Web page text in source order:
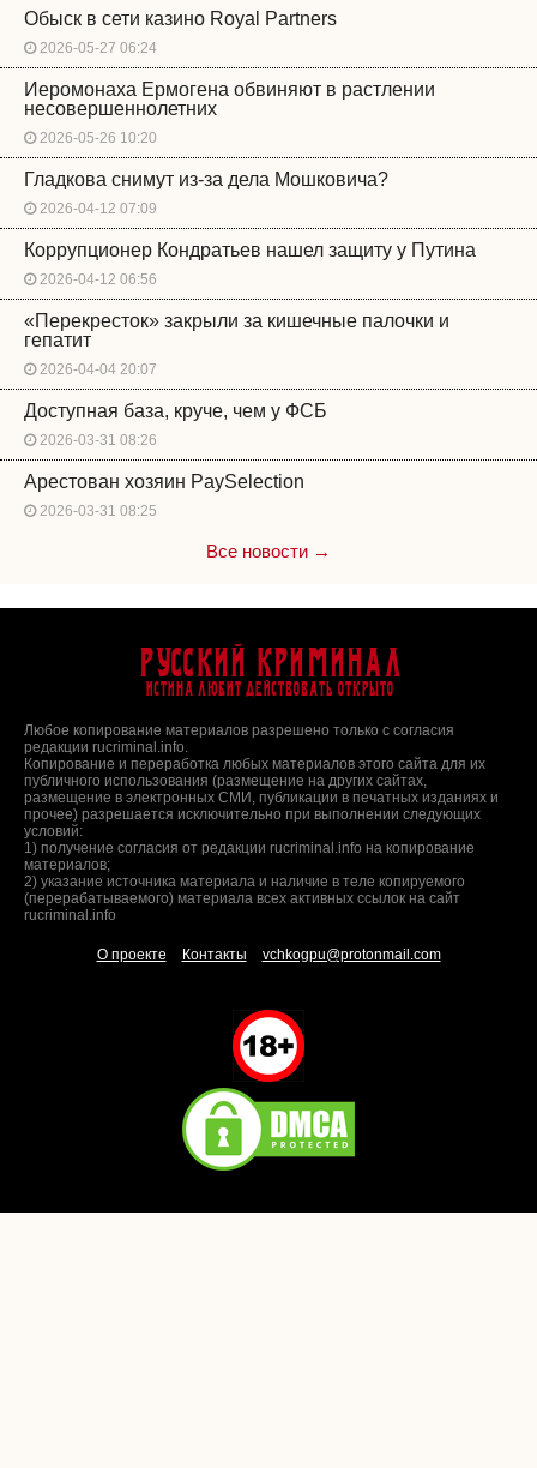
Обыск в сети казино Royal Partners
2026-05-27 06:24
Иеромонаха Ермогена обвиняют в растлении
несовершеннолетних
2026-05-26 10:20
Гладкова снимут из-за дела Мошковича?
2026-04-12 07:09
Коррупционер Кондратьев нашел защиту у Путина
2026-04-12 06:56
«Перекресток» закрыли за кишечные палочки и
гепатит
2026-04-04 20:07
Доступная база, круче, чем у ФСБ
2026-03-31 08:26
Арестован хозяин PaySelection
2026-03-31 08:25
Все новости →
Русский Криминал
Истина любит действовать открыто
Любое копирование материалов разрешено только с согласия
редакции rucriminal.info.
Копирование и переработка любых материалов этого сайта для их
публичного использования (размещение на других сайтах,
размещение в электронных СМИ, публикации в печатных изданиях и
прочее) разрешается исключительно при выполнении следующих
условий:
1) получение согласия от редакции rucriminal.info на копирование
материалов;
2) указание источника материала и наличие в теле копируемого
(перерабатываемого) материала всех активных ссылок на сайт
rucriminal.info
О проекте Контакты vchkogpu@protonmail.com